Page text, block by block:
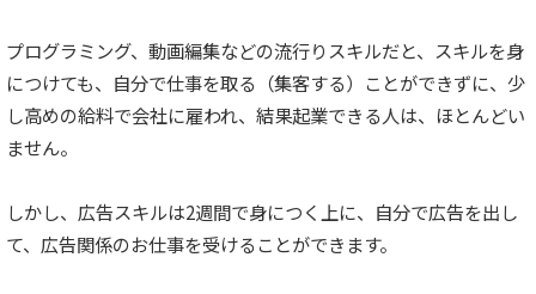
プログラミング、動画編集などの流行りスキルだと、スキルを身
につけても、自分で仕事を取る（集客する）ことができずに、少
し高めの給料で会社に雇われ、結果起業できる人は、ほとんどい
ません。
しかし、広告スキルは2週間で身につく上に、自分で広告を出し
て、広告関係のお仕事を受けることができます。